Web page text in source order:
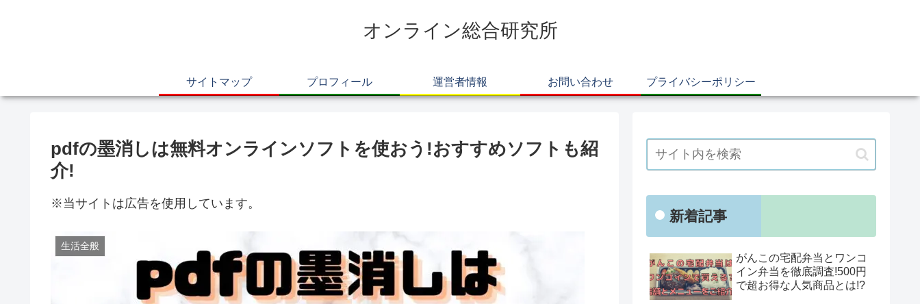
オンライン総合研究所
サイトマップ プロフィール 運営者情報 お問い合わせ プライバシーポリシー
pdfの墨消しは無料オンラインソフトを使おう!おすすめソフトも紹
介!
※当サイトは広告を使用しています。
生活全般
新着記事
がんこの宅配弁当とワンコ
イン弁当を徹底調査!500円
で超お得な人気商品とは!?